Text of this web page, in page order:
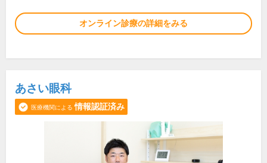
オンライン診療の詳細をみる
あさい眼科
医療機関による 情報認証済み